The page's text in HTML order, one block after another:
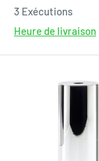
3 Exécutions
Heure de livraison